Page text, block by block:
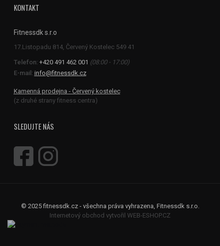
KONTAKT
Fitnessdk s.r.o
Telefon: +420 491 462 001 (08:00 - 17:00)
E-mail: info@fitnessdk.cz
Kamenná prodejna - Červený kostelec
(z druhé strany fitness centra)
SLEDUJTE NÁS
© 2025 fitnessdk.cz - všechna práva vyhrazena, Fitnessdk s.r.o.
Internetový obchod vytvořil WEB-ESHOP.CZ